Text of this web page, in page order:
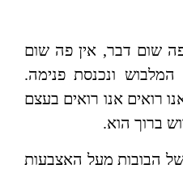
שום דבר, אין פה שום
ונכנסת פנימה.
רואים אנו רואים בעצם
ברוך הוא.
הבובות מעל האצבעות